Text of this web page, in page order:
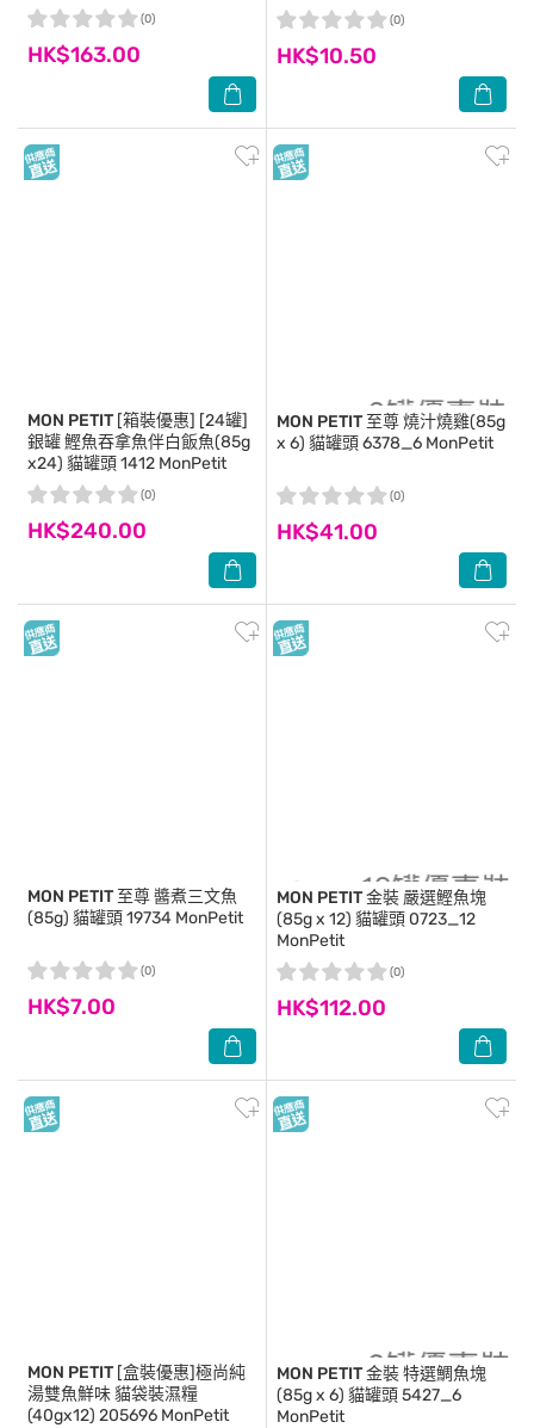
HK$163.00
(0)
HK$10.50
(0)
MON PETIT [箱裝優惠] [24罐]
銀罐 鰹魚吞拿魚伴白飯魚(85g
x24) 貓罐頭 1412 MonPetit
HK$240.00
(0)
MON PETIT 至尊 燒汁燒雞(85g
x 6) 貓罐頭 6378_6 MonPetit
HK$41.00
(0)
MON PETIT 至尊 醬煮三文魚
(85g) 貓罐頭 19734 MonPetit
HK$7.00
(0)
MON PETIT金裝 嚴選鰹魚塊
(85g x 12) 貓罐頭 0723_12
MonPetit
HK$112.00
(0)
MON PETIT [盒裝優惠]極尚純
湯雙魚鮮味 貓袋裝濕糧
(40gx12) 205696 MonPetit
MON PETIT金裝 特選鯛魚塊
(85g x 6) 貓罐頭 5427_6
MonPetit